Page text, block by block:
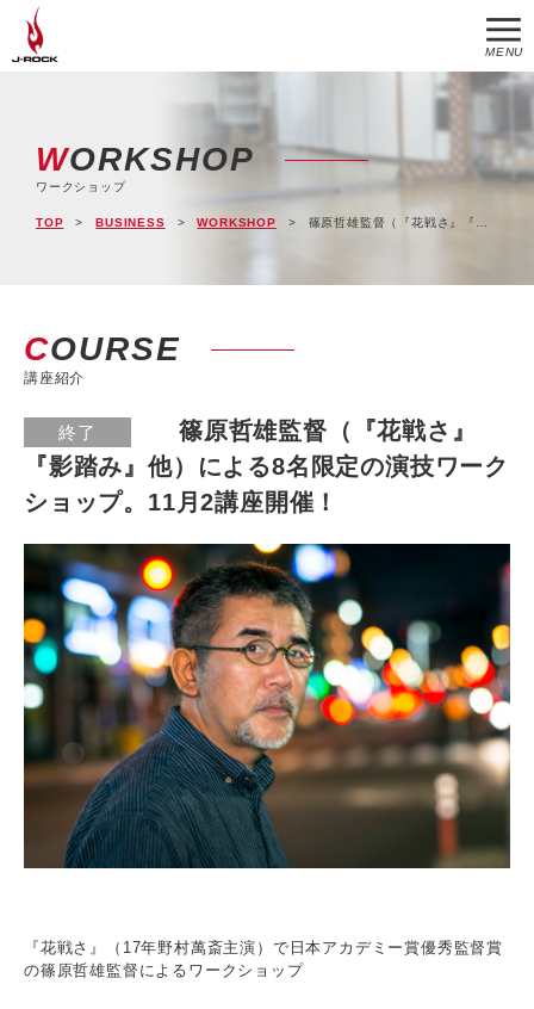
MENU
WORKSHOP
ワークショップ
TOP BUSINESS WORKSHOP 篠原哲雄監督（『花戦さ』『影踏み』他）による8名限定の演技ワークショップ。11月2講座開催！
COURSE
講座紹介
終了
篠原哲雄監督（『花戦さ』
『影踏み』他）による8名限定の演技ワーク
ショップ。11月2講座開催！
『花戦さ』（17年野村萬斎主演）で日本アカデミー賞優秀監督賞
の篠原哲雄監督によるワークショップ